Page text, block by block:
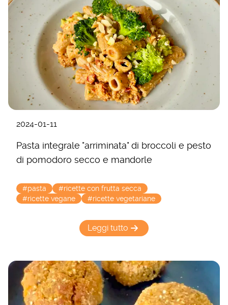
2024-01-11
Pasta integrale "arriminata" di broccoli e pesto
di pomodoro secco e mandorle
#pasta
#ricette con frutta secca
#ricette vegane
#ricette vegetariane
Leggi tutto